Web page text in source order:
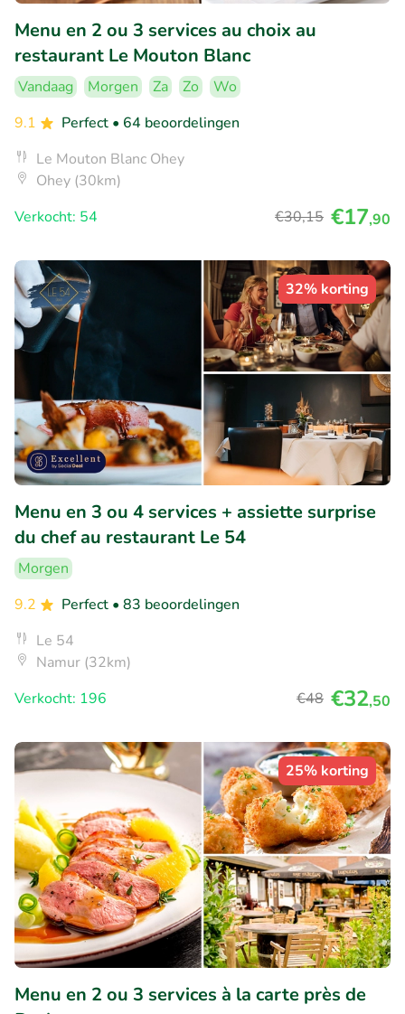
Menu en 2 ou 3 services au choix au
restaurant Le Mouton Blanc
Vandaag Morgen Za Zo
Wo
9.1
Perfect • 64 beoordelingen
Le Mouton Blanc Ohey
Ohey (30km)
Verkocht: 54
€30,15 €17,90
32% korting
Menu en 3 ou 4 services + assiette surprise
du chef au restaurant Le 54
Morgen
9.2
Perfect • 83 beoordelingen
Le 54
Namur (32km)
Verkocht: 196
€48 €32,50
25% korting
Menu en 2 ou 3 services à la carte près de